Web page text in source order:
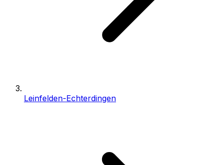
Leinfelden-Echterdingen